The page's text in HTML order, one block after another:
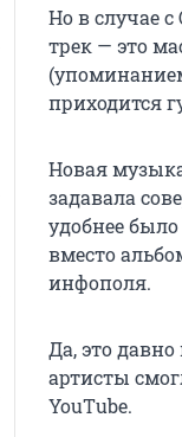
Но в случае
трек — это
приходится
Новая
задавала
удобнее
вместо
инфополя.
Да, это
артисты
YouТube.